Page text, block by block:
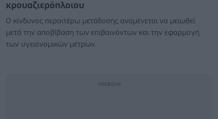
κρουαζιερόπλοιου
Ο κίνδυνος περαιτέρω μετάδοσης αναμένεται να μειωθεί
μετά την αποβίβαση των επιβαινόντων και την εφαρμογή
των υγειονομικών μέτρων.